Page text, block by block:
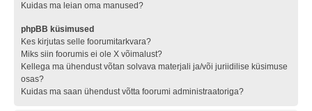
Kuidas ma leian oma manused?
phpBB küsimused
Kes kirjutas selle foorumitarkvara?
Miks siin foorumis ei ole X võimalust?
Kellega ma ühendust võtan solvava materjali ja/või juriidilise küsimuse
osas?
Kuidas ma saan ühendust võtta foorumi administraatoriga?